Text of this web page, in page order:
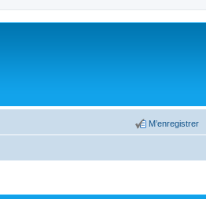
M’enregistrer